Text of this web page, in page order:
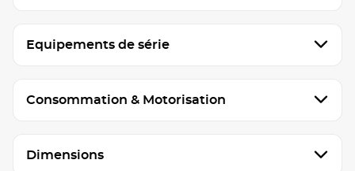
Equipements de série
Consommation & Motorisation
Dimensions